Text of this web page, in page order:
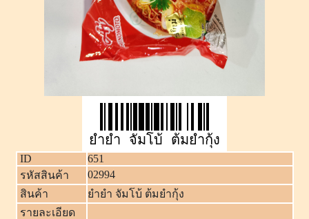
ยำยำ จัมโบ้ ต้มยำกุ้ง
ID
651
รหัสสินค้า
02994
สินค้า
ยำยำ จัมโบ้ ต้มยำกุ้ง
รายละเอียด